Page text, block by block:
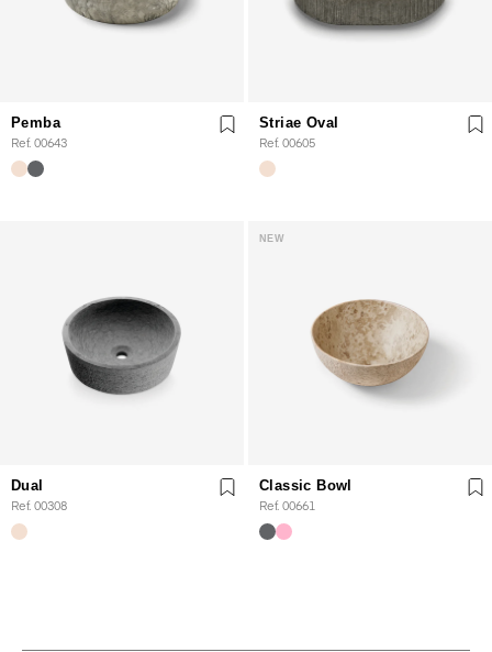
Pemba
Ref. 00643
Striae Oval
Ref. 00605
Dual
Ref. 00308
NEW
Classic Bowl
Ref. 00661